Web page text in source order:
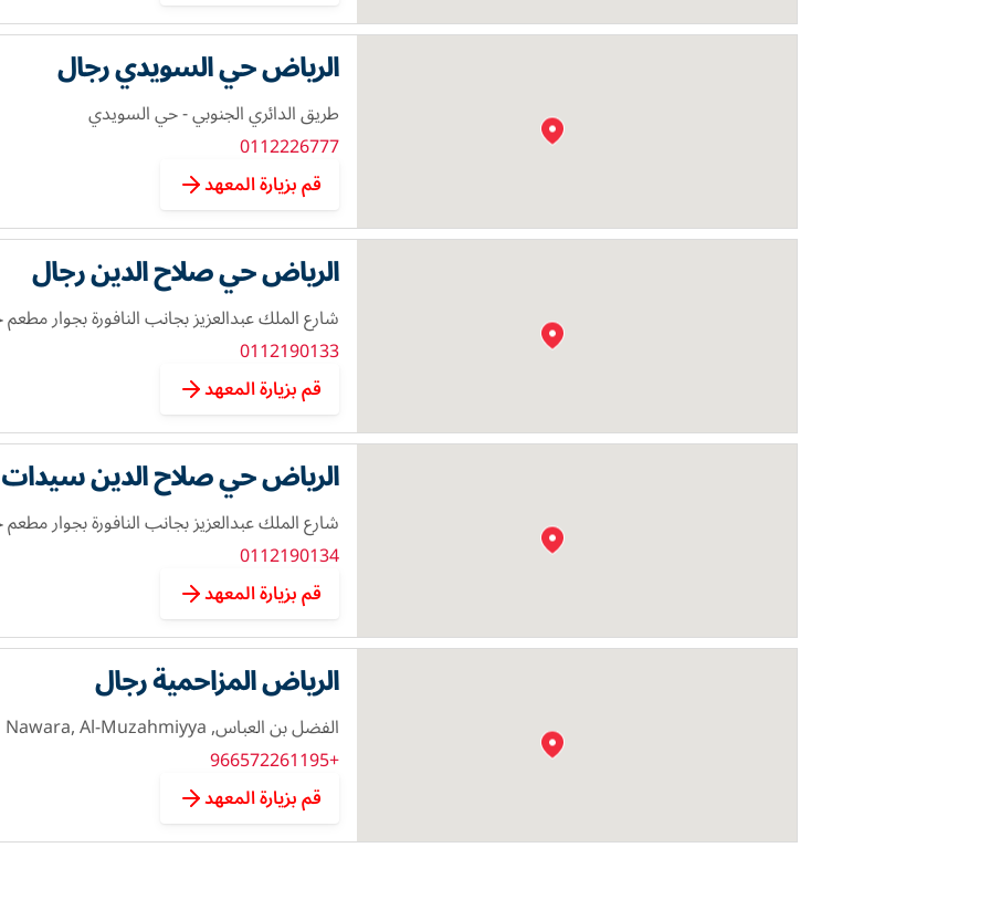
الرياض حي السويدي رجال
طريق الدائري الجنوبي - حي السويدي
0112226777
قم بزيارة المعهد
الرياض حي صلاح الدين رجال
شارع الملك عبدالعزيز بجانب النافورة بجوار مطعم
0112190133
قم بزيارة المعهد
الرياض حي صلاح الدين سيدات
شارع الملك عبدالعزيز بجانب النافورة بجوار مطعم
0112190134
قم بزيارة المعهد
الرياض المزاحمية رجال
الفضل بن العباس, Nawara, Al-Muzahmiyya
+966572261195
قم بزيارة المعهد